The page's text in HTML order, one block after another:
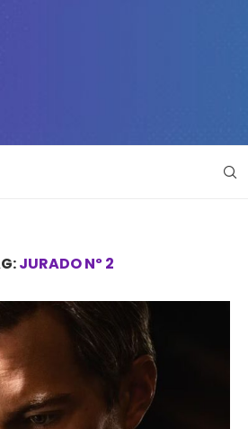
JURADO Nº 2